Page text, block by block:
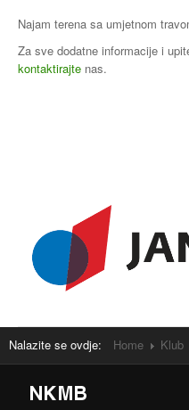
Najam terena sa umjetnom
Za sve dodatne informacije i
kontaktirajte nas.
Nalazite se ovdje: Home Klub